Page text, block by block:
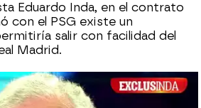
Eduardo Inda, en el contrato
con el PSG existe un
salir con facilidad del
Madrid.